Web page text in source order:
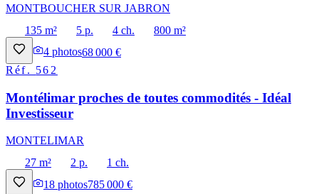
MONTBOUCHER SUR JABRON
135 m²
5 p. 4 ch.
800 m²
4 photos68 000 €
Réf. 562
Montélimar proches de toutes commodités - Idéal
Investisseur
MONTELIMAR
27 m²
2 p.
1 ch.
18 photos785 000 €